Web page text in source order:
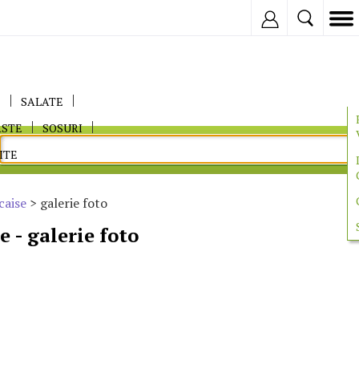
SALATE
SOSURI
> galerie foto
- galerie foto